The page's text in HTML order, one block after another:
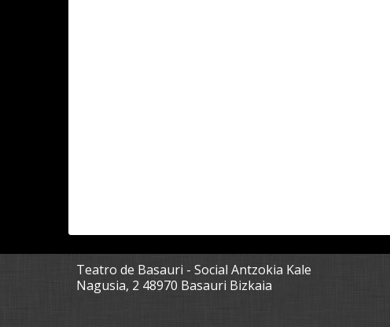
Teatro de Basauri - Social Antzokia Kale
Nagusia, 2 48970 Basauri Bizkaia